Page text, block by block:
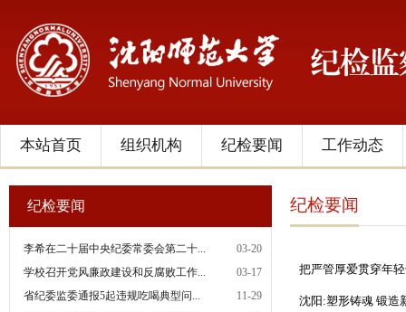
本站首页 组织机构 纪检要闻 工作动态
纪检要闻
李希在二十届中央纪委常委会第二十...
03-20
学校召开党风廉政建设和反腐败工作...
03-17
省纪委监委通报5起违规吃喝典型问...
11-29
纪检要闻
把严管厚爱贯穿年
沈阳:塑形铸魂 锻造